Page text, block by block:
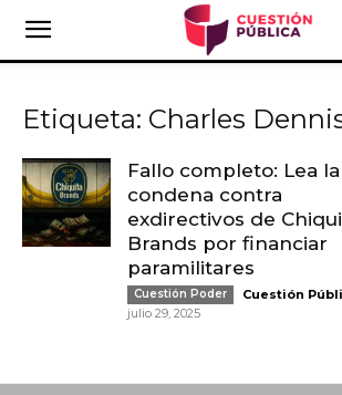
Etiqueta: Charles
Fallo completo: Lea la
condena contra
exdirectivos de
Brands por financiar
paramilitares
Cuestión Poder Cuestión
julio 29, 2025